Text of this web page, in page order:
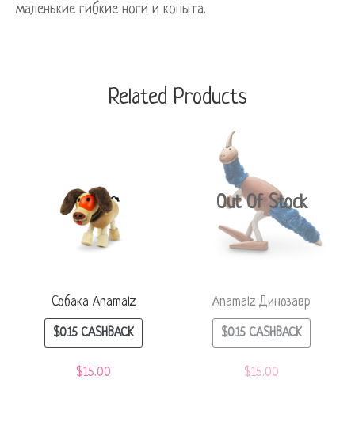
маленькие гибкие ноги и копыта.
Related Products
Собака Anamalz
$0.15CASHBACK
$15.00
Out Of Stock
Anamalz Динозавр
$0.15CASHBACK
$15.00